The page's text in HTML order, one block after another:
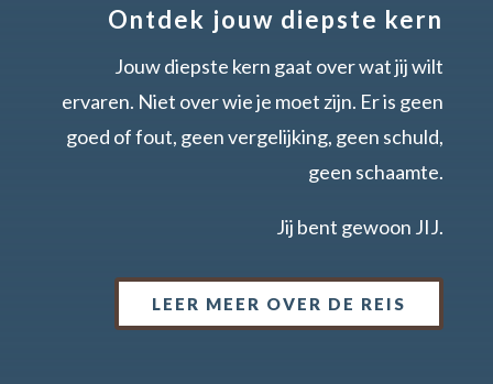
Ontdek jouw diepste kern
Jouw diepste kern gaat over wat jij wilt
ervaren. Niet over wie je moet zijn. Er is geen
goed of fout, geen vergelijking, geen schuld,
geen schaamte.
Jij bent gewoon JIJ.
LEER MEER OVER DE REIS